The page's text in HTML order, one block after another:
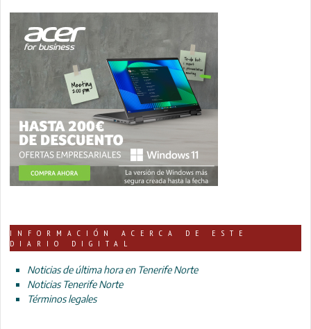
INFORMACIÓN ACERCA DE ESTE
DIARIO DIGITAL
Noticias de última hora en Tenerife Norte
Noticias Tenerife Norte
Términos legales